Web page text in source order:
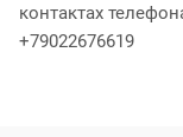
контактах
+79022676619